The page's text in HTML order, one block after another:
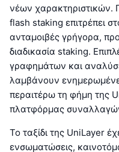
νέων χαρακτηριστικών.
flash staking επιτρέπει
ανταμοιβές γρήγορα,
διαδικασία staking.
γραφημάτων και
λαμβάνουν
περαιτέρω τη φήμη της
πλατφόρμας
Το ταξίδι της UniLayer
ενσωματώσεις,